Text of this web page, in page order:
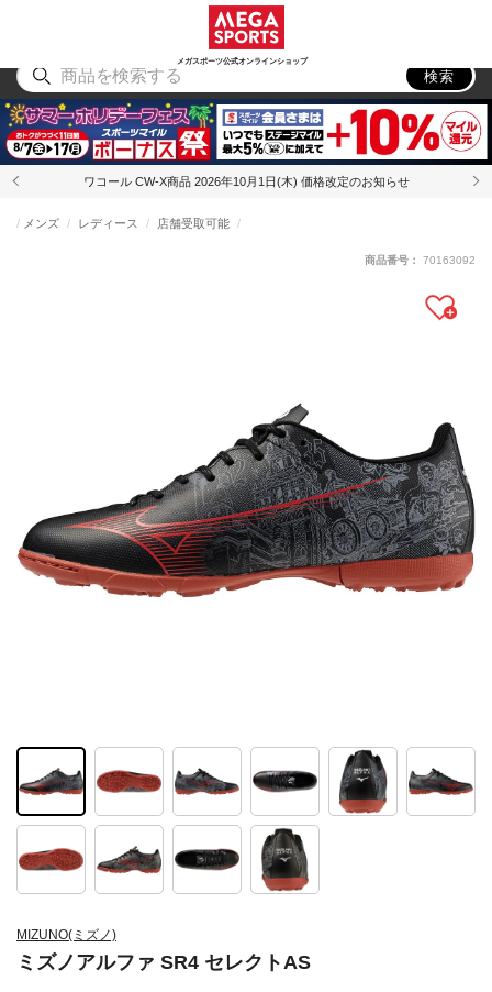
メガスポーツ公式オンラインショップ
アウトドア
検索
ワコール CW-X商品 2026年10月1日(木) 価格改定のお知らせ
MIZUNO(ミズノ)
ミズノアルファ SR4 セレクトAS
メンズ レディース 店舗受取可能
商品番号： 70163092